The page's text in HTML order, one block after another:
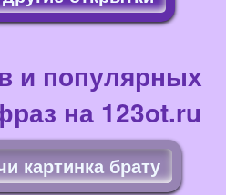
и популярных
на 123ot.ru
картинка брату